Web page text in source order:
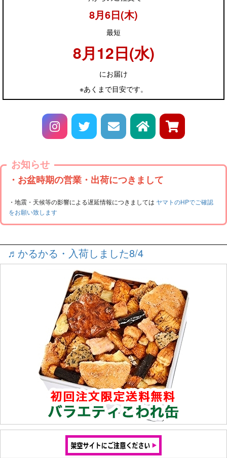
8月6日(木)
最短
8月12日(水)
にお届け
※あくまで目安です。
お知らせ
・お盆時期の営業・出荷につきまして
・地震・天候等の影響による遅延情報につきましては ヤマトのHPでご確認
をお願い致します
♬かるかる・入荷しました8/4